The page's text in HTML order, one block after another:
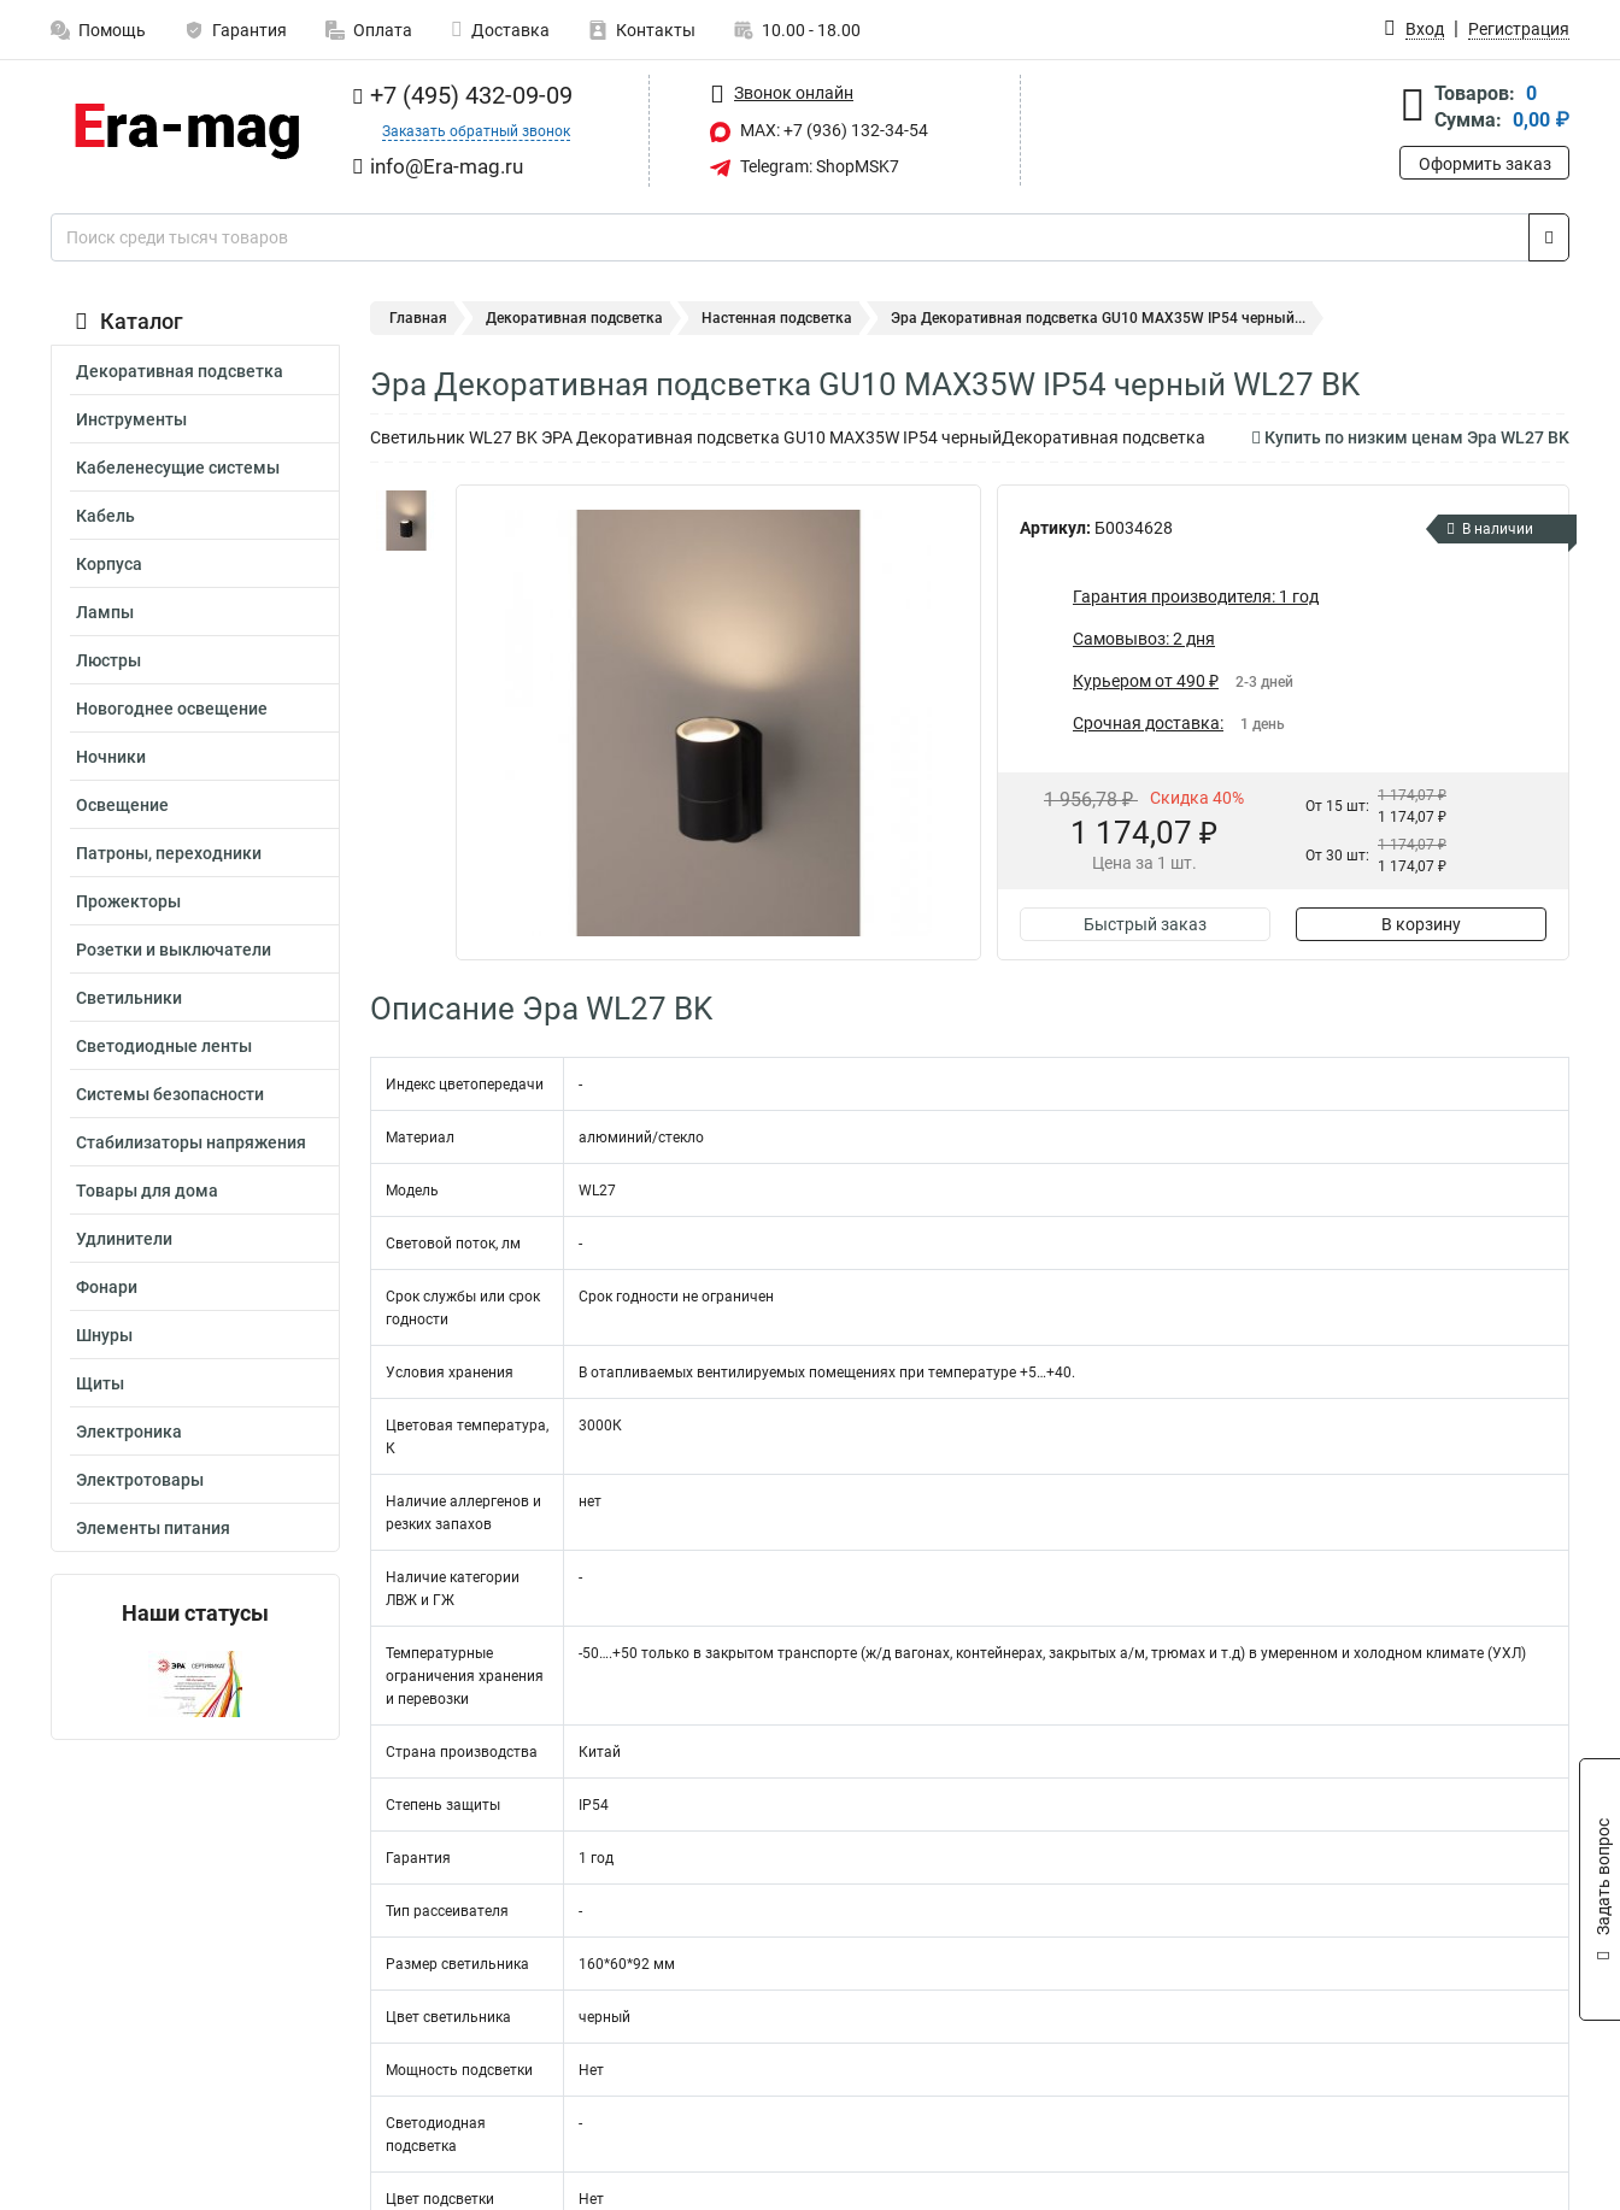
Помощь Гарантия Оплата Доставка Контакты 10.00 - 18.00 Вход Регистрация
+7 (495) 432-09-09
Заказать обратный звонок
info@Era-mag.ru
Звонок онлайн
MAX: +7 (936) 132-34-54
Telegram: ShopMSK7
Товаров: 0
Сумма: 0,00 ₽
Оформить заказ
Каталог
Декоративная подсветка
Инструменты
Кабеленесущие системы
Кабель
Корпуса
Лампы
Люстры
Новогоднее освещение
Ночники
Освещение
Патроны, переходники
Прожекторы
Розетки и выключатели
Светильники
Светодиодные ленты
Системы безопасности
Стабилизаторы напряжения
Товары для дома
Удлинители
Фонари
Шнуры
Щиты
Электроника
Электротовары
Элементы питания
Наши статусы
Главная Декоративная подсветка Настенная подсветка Эра Декоративная подсветка GU10 MAX35W IP54 черный...
Эра Декоративная подсветка GU10 MAX35W IP54 черный WL27 BK
Светильник WL27 BK ЭРА Декоративная подсветка GU10 MAX35W IP54 черныйДекоративная подсветка Купить по низким ценам Эра WL27 BK
Артикул: Б0034628 В наличии
Гарантия производителя: 1 год
Самовывоз: 2 дня
Курьером от 490 ₽ 2-3 дней
Срочная доставка: 1 день
1 956,78 ₽ Скидка 40%
1 174,07 ₽
Цена за 1 шт.
От 15 шт:
1 174,07 ₽
1 174,07 ₽
От 30 шт:
1 174,07 ₽
1 174,07 ₽
Быстрый заказ В корзину
Описание Эра WL27 BK
Индекс цветопередачи -
Материал алюминий/стекло
Модель WL27
Световой поток, лм -
Срок службы или срок
годности
Срок годности не ограничен
Условия хранения В отапливаемых вентилируемых помещениях при температуре +5…+40.
Цветовая температура,
К
3000К
Наличие аллергенов и
резких запахов
нет
Наличие категории
ЛВЖ и ГЖ
-
Температурные
ограничения хранения
и перевозки
-50….+50 только в закрытом транспорте (ж/д вагонах, контейнерах, закрытых а/м, трюмах и т.д) в умеренном и холодном климате (УХЛ)
Страна производства Китай
Степень защиты IP54
Гарантия 1 год
Тип рассеивателя -
Размер светильника 160*60*92 мм
Цвет светильника черный
Мощность подсветки Нет
Светодиодная
подсветка
-
Цвет подсветки Нет
Задать вопрос